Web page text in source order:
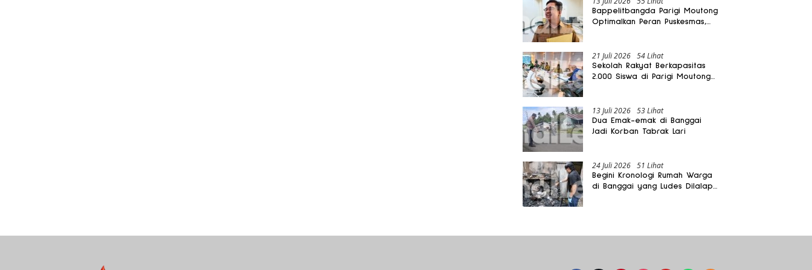
Bappelitbangda Parigi Moutong
Optimalkan Peran Puskesmas,
21 Juli 2026 54 Lihat
Sekolah Rakyat Berkapasitas
2.000 Siswa di Parigi Moutong
13 Juli 2026 53 Lihat
Dua Emak-emak di Banggai
Jadi Korban Tabrak Lari
24 Juli 2026 51 Lihat
Begini Kronologi Rumah Warga
di Banggai yang Ludes Dilalap